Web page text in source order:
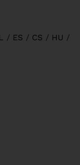
/ ES / CS / HU /